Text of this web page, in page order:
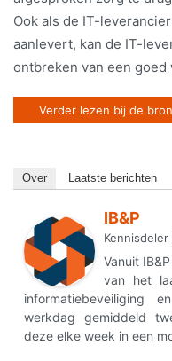
Ook als de IT-
aanlevert, kan de IT-
ontbreken van een goed
Verder lezen bij de bron
Over Laatste berichten
IB&P
Kennisdeler
Vanuit
van het
informatiebeveiliging
werkdag gemiddeld
deze elke week in een